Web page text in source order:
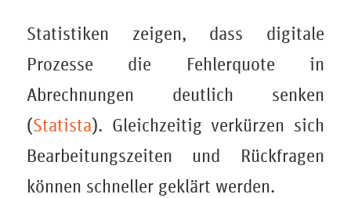
Statistiken zeigen, dass digitale
Prozesse die Fehlerquote in
Abrechnungen deutlich senken
(Statista). Gleichzeitig verkürzen sich
Bearbeitungszeiten und Rückfragen
können schneller geklärt werden.